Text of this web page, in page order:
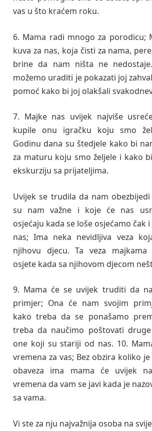
vas u što kraćem roku.
6. Mama radi mnogo za porodicu;
kuva za nas, koja čisti za nama,
brine da nam ništa ne
možemo uraditi je pokazati joj
pomoć kako bi joj olakšali
7. Majke nas uvijek najviše
kupile onu igračku koju smo
Godinu dana su štedjele kako bi
za maturu koju smo željele i kako
ekskurziju sa prijateljima.
Uvijek se trudila da nam
su nam važne i koje će nas
osjećaju kada se loše osjećamo čak
nas; Ima neka nevidljiva veza
njihovu djecu. Ta veza majkama
osjete kada sa njihovom djecom
9. Mama će se uvijek truditi da
primjer; Ona će nam svojim
kako treba da se ponašamo
treba da naučimo poštovati
one koji su stariji od nas. 10.
vremena za vas; Bez obzira koliko
obaveza ima mama će uvijek
vremena da vam se javi kada je
sa vama.
Vi ste za nju najvažnija osoba na